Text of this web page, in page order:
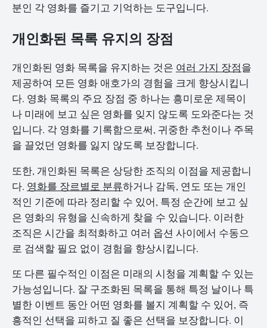
분인 각 영화를 즐기고 기억하는 도구입니다.
개인화된 목록 유지의 장점
개인화된 영화 목록을 유지하는 것은 여러 가지 장점을
제공하여 모든 영화 애호가의 경험을 크게 향상시킵니
다. 영화 목록의 주요 장점 중 하나는 흥미로운 제목이
나 미래에 보고 싶은 영화를 잊지 않도록 도와준다는 것
입니다. 각 영화를 기록함으로써, 귀중한 추천이나 주목
을 끌었던 영화를 잃지 않도록 보장합니다.
또한, 개인화된 목록은 상당한 조직의 이점을 제공합니
다. 영화를 장르별로 분류하거나 감독, 연도 또는 개인
적인 기준에 따라 정리할 수 있어, 특정 순간에 보고 싶
은 영화의 유형을 신속하게 찾을 수 있습니다. 이러한
조직은 시간을 최적화하고 여러 옵션 사이에서 수동으
로 검색할 필요 없이 경험을 향상시킵니다.
또 다른 필수적인 이점은 미래의 시청을 계획할 수 있는
가능성입니다. 잘 구조화된 목록을 통해 특정 날이나 특
별한 이벤트 동안 어떤 영화를 볼지 계획할 수 있어, 즉
흥적인 선택을 피하고 질 좋은 선택을 보장합니다. 이